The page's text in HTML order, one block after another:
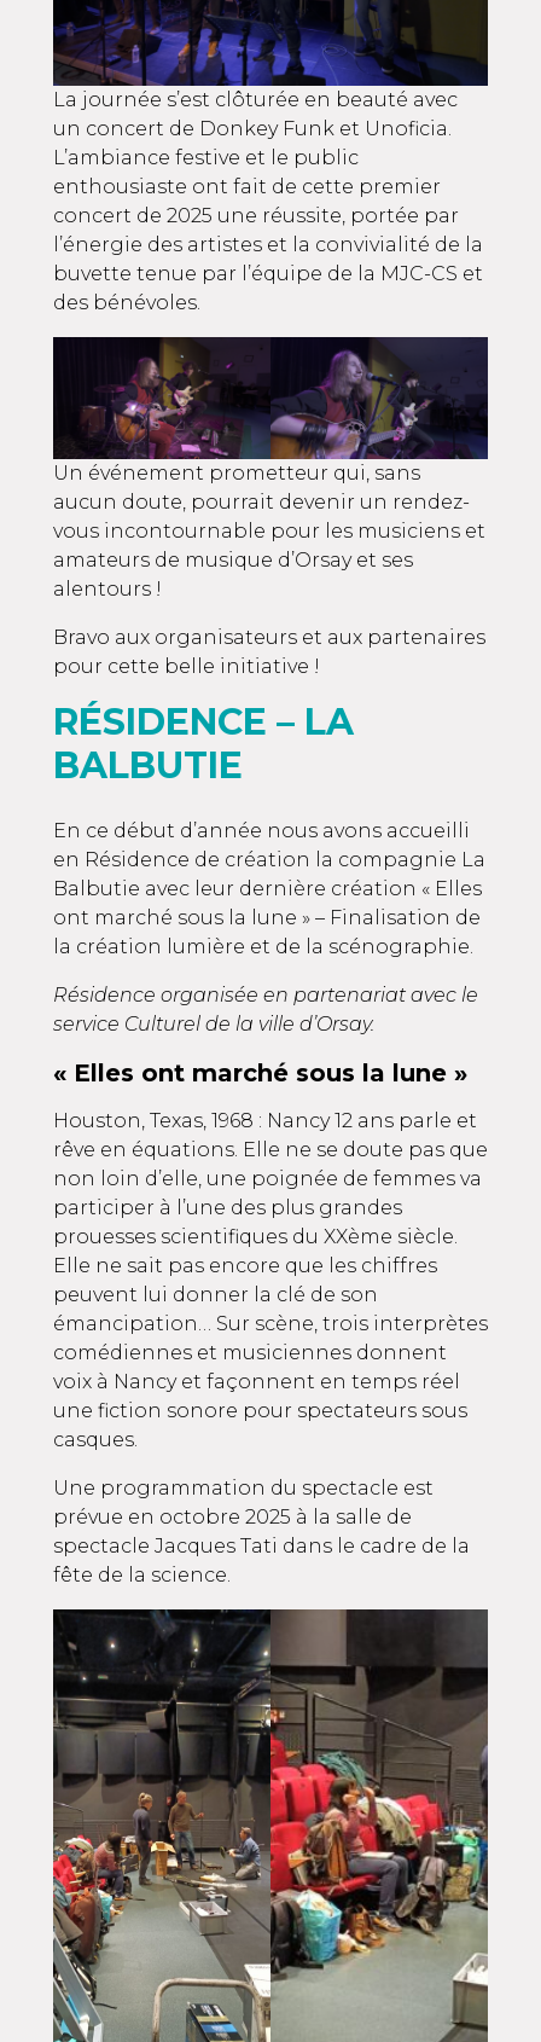
La journée s’est clôturée en beauté avec
un concert de Donkey Funk et Unoficia.
L’ambiance festive et le public
enthousiaste ont fait de cette premier
concert de 2025 une réussite, portée par
l’énergie des artistes et la convivialité de la
buvette tenue par l’équipe de la MJC-CS et
des bénévoles.
Un événement prometteur qui, sans
aucun doute, pourrait devenir un rendez-
vous incontournable pour les musiciens et
amateurs de musique d’Orsay et ses
alentours !
Bravo aux organisateurs et aux partenaires
pour cette belle initiative !
RÉSIDENCE – LA
BALBUTIE
En ce début d’année nous avons accueilli
en Résidence de création la compagnie La
Balbutie avec leur dernière création « Elles
ont marché sous la lune » – Finalisation de
la création lumière et de la scénographie.
Résidence organisée en partenariat avec le
service Culturel de la ville d’Orsay.
« Elles ont marché sous la lune »
Houston, Texas, 1968 : Nancy 12 ans parle et
rêve en équations. Elle ne se doute pas que
non loin d’elle, une poignée de femmes va
participer à l’une des plus grandes
prouesses scientifiques du XXème siècle.
Elle ne sait pas encore que les chiffres
peuvent lui donner la clé de son
émancipation… Sur scène, trois interprètes
comédiennes et musiciennes donnent
voix à Nancy et façonnent en temps réel
une fiction sonore pour spectateurs sous
casques.
Une programmation du spectacle est
prévue en octobre 2025 à la salle de
spectacle Jacques Tati dans le cadre de la
fête de la science.